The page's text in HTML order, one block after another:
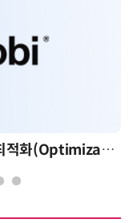
AI 시대의 의사결정을 바꾸는 수리최적화(Optimization): 실제 산업 적용 사례와 활용 전략